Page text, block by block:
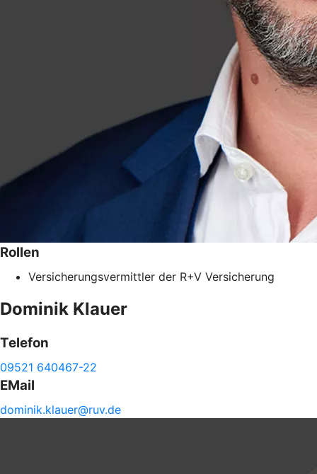
Rollen
Versicherungsvermittler der R+V Versicherung
Dominik Klauer
Telefon
09521 640467-22
EMail
dominik.klauer@ruv.de